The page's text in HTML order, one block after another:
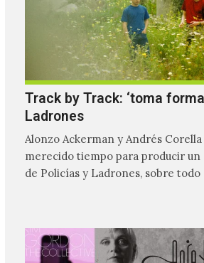
Track by Track: ‘toma
Ladrones
Alonzo Ackerman y Andrés
merecido tiempo para producir
de Policías y Ladrones, sobre todo